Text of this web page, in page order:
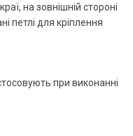
на зовнішній стороні
петлі для кріплення
при виконанні